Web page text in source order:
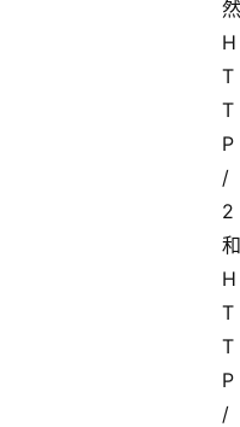
然
H
T
T
P
/
2
和
H
T
T
P
/